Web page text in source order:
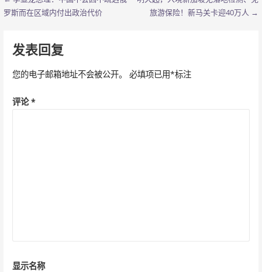
文
导
航
罗斯而在区域内付出政治代价
旅游保险！新马关卡迎40万人 →
发表回复
您的电子邮箱地址不会被公开。 必填项已用*标注
评论*
显示名称